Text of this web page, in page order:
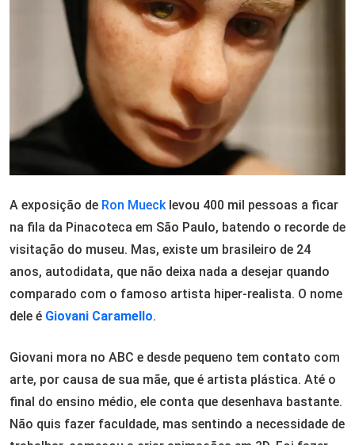
A exposição de Ron Mueck levou 400 mil pessoas a ficar
na fila da Pinacoteca em São Paulo, batendo o recorde de
visitação do museu. Mas, existe um brasileiro de 24
anos, autodidata, que não deixa nada a desejar quando
comparado com o famoso artista hiper-realista. O nome
dele é Giovani Caramello.
Giovani mora no ABC e desde pequeno tem contato com
arte, por causa de sua mãe, que é artista plástica. Até o
final do ensino médio, ele conta que desenhava bastante.
Não quis fazer faculdade, mas sentindo a necessidade de